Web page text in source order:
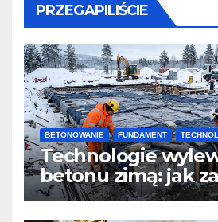
PRZEGAPILIŚCIE
BETONOWANIE FUNDAMENT
Technologie
betonu zimą: jak
jakość i
twardnienie